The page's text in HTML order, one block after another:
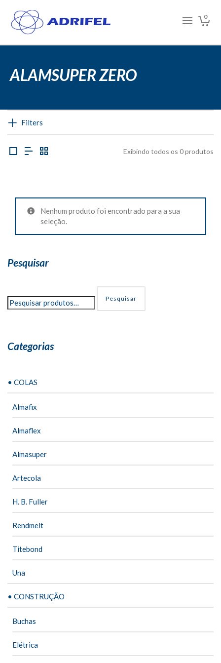
0
ALAMSUPER ZERO
Filters
Exibindo todos os 0 produtos
Nenhum produto foi encontrado para a sua
seleção.
Pesquisar
Pesquisar
Categorias
• COLAS
Almafix
Almaflex
Almasuper
Artecola
H. B. Fuller
Rendmelt
Titebond
Una
• CONSTRUÇÃO
Buchas
Elétrica